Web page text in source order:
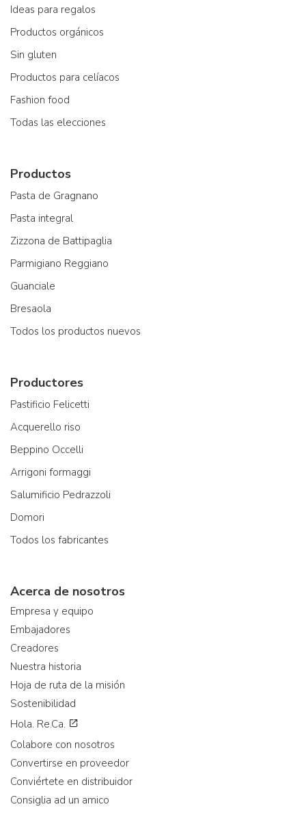
Ideas para regalos
Productos orgánicos
Sin gluten
Productos para celíacos
Fashion food
Todas las elecciones
Productos
Pasta de Gragnano
Pasta integral
Zizzona de Battipaglia
Parmigiano Reggiano
Guanciale
Bresaola
Todos los productos nuevos
Productores
Pastificio Felicetti
Acquerello riso
Beppino Occelli
Arrigoni formaggi
Salumificio Pedrazzoli
Domori
Todos los fabricantes
Acerca de nosotros
Empresa y equipo
Embajadores
Creadores
Nuestra historia
Hoja de ruta de la misión
Sostenibilidad
Hola. Re.Ca.
Colabore con nosotros
Convertirse en proveedor
Conviértete en distribuidor
Consiglia ad un amico